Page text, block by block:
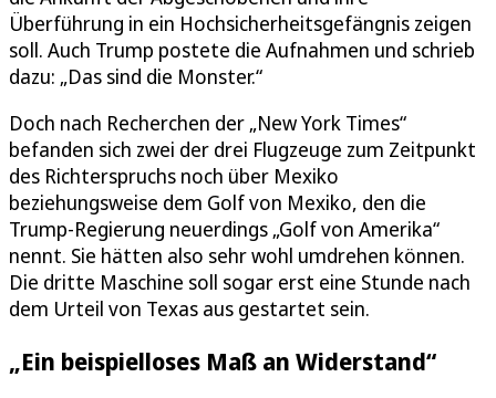
Überführung in ein Hochsicherheitsgefängnis zeigen
soll. Auch Trump postete die Aufnahmen und schrieb
dazu: „Das sind die Monster.“
Doch nach Recherchen der „New York Times“
befanden sich zwei der drei Flugzeuge zum Zeitpunkt
des Richterspruchs noch über Mexiko
beziehungsweise dem Golf von Mexiko, den die
Trump-Regierung neuerdings „Golf von Amerika“
nennt. Sie hätten also sehr wohl umdrehen können.
Die dritte Maschine soll sogar erst eine Stunde nach
dem Urteil von Texas aus gestartet sein.
„Ein beispielloses Maß an Widerstand“